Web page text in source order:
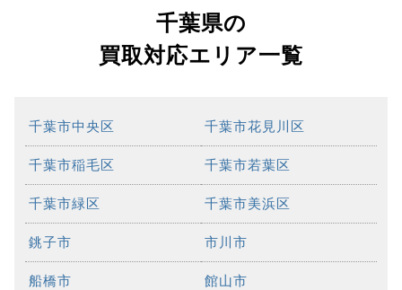
千葉県の
買取対応エリア一覧
千葉市中央区 千葉市花見川区
千葉市稲毛区 千葉市若葉区
千葉市緑区 千葉市美浜区
銚子市 市川市
船橋市 館山市